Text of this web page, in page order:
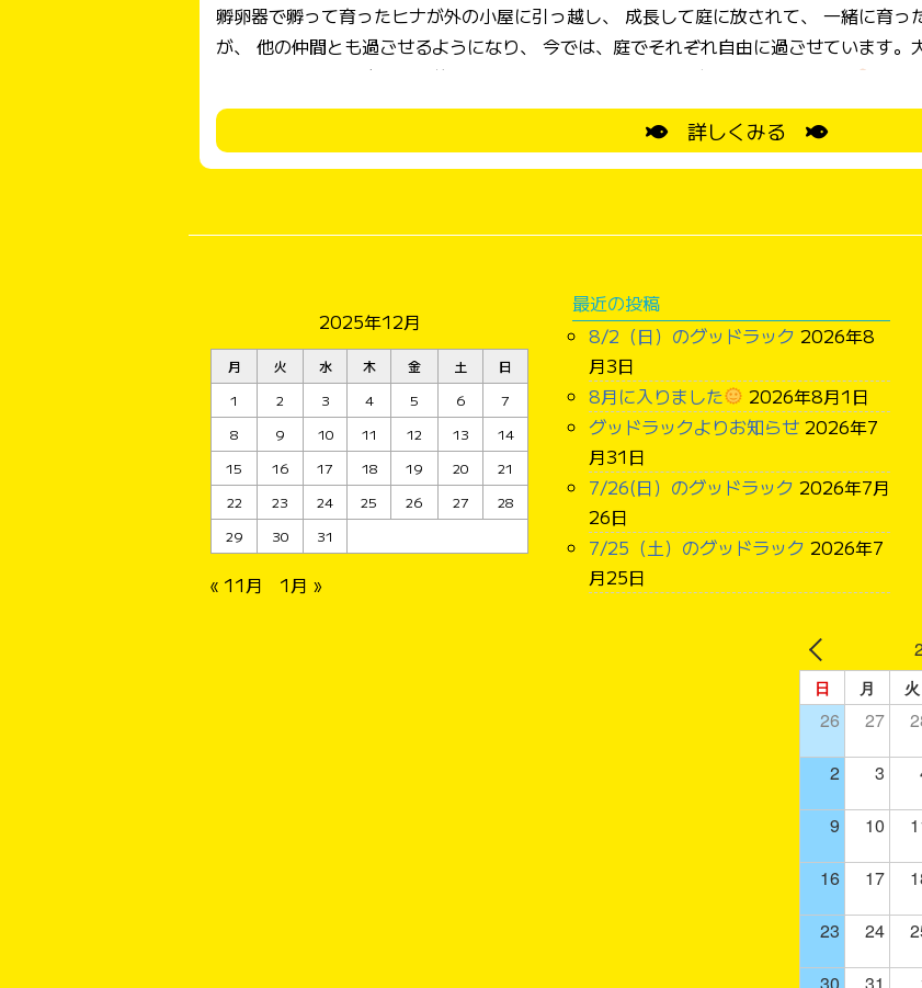
孵卵器で孵って育ったヒナが外の小屋に引っ越し、 成長して庭に放されて、 一緒に育った仲間と固まっている場面が多かったの
が、 他の仲間とも過ごせるようになり、 今では、庭でそれぞれ自由に過ごせています。大人になった証ですね。どの子が産み始め
たのかは不明ですが、 半年後１２月１１日、めでたく初卵にお目にかかりました
みました。 17ｇ重かったですね。 本日１２日に産んだ
たまごです。前日より重くなっていました。 順調
ーカナも産むようになってくるのが楽しみです(^^♪ 次は、ヒナから育てた岡崎おうはんのひよこの成長が待っています。１１月２
０日生まれがもうこんなに大きくなたので2容器に分けて育てています。 寒さが厳しくなっていく中で頑張って産んでくれてありが
詳しくみる
2025年12月
月 火 水 木 金 土
日
1
2 3 4 5 6
7
8
9 10 11 12 13
14
15
16 17 18 19 20
21
22
23 24 25 26 27
28
29
30 31
« 11月 1月 »
最近の投稿
8/2（日）のグッドラック 2026年8
月3日
8月に入りました
2026年8月1日
グッドラックよりお知らせ 2026年7
月31日
7/26(日）のグッドラック 2026年7月
26日
7/25（土）のグッドラック 2026年7
月25日
日 月 火
26 27
2 3
9 10
16 17
23 24
30 31